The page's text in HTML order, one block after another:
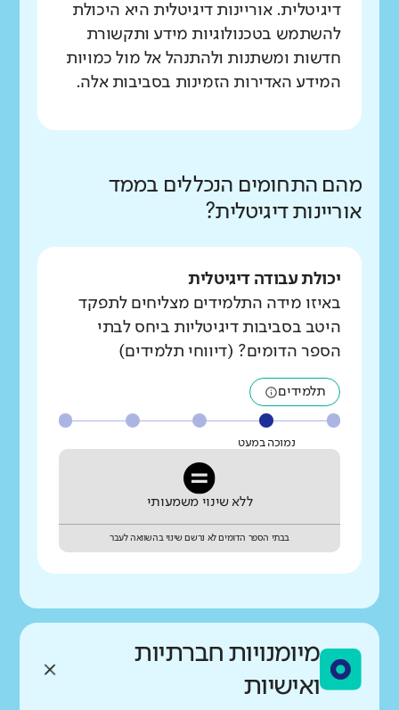
דיגיטלית. אוריינות דיגיטלית היא היכולת
להשתמש בטכנולוגיות מידע ותקשורת
חדשות ומשתנות ולהתנהל אל מול כמויות
המידע האדירות הזמינות בסביבות אלה.
מהם התחומים הנכללים בממד
אוריינות דיגיטלית?
יכולת עבודה דיגיטלית
באיזו מידה התלמידים מצליחים לתפקד
היטב בסביבות דיגיטליות ביחס לבתי
הספר הדומים? (דיווחי תלמידים)
תלמידים
נמוכה במעט
ללא שינוי משמעותי
בבתי הספר הדומים לא נרשם שינוי בהשוואה לעבר
מיומנויות חברתיות
ואישיות